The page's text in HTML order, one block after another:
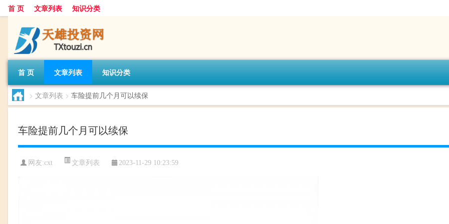
首 页 文章列表 知识分类
首 页 文章列表 知识分类
> 文章列表 > 车险提前几个月可以续保
车险提前几个月可以续保
网友:cxt 文章列表 2023-11-29 10:23:59